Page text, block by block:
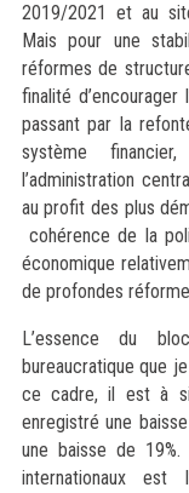
2019/2021 et au
Mais pour une
réformes de
finalité
passant par la
système
l’administration
au profit des plus
cohérence de la
économique
de profondes
L’essence du
bureaucratique que
ce cadre, il est à
enregistré une
une baisse de
internationaux est